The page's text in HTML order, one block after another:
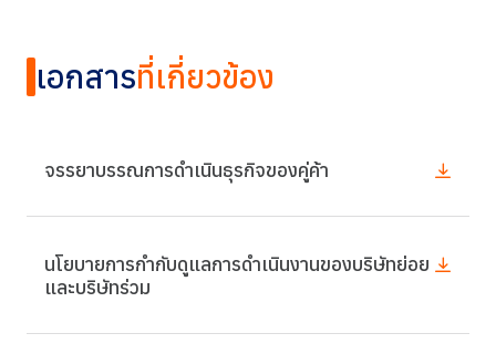
เอกสารที่เกี่ยวข้อง
จรรยาบรรณการดำเนินธุรกิจของคู่ค้า
นโยบายการกำกับดูแลการดำเนินงานของบริษัทย่อย
และบริษัทร่วม